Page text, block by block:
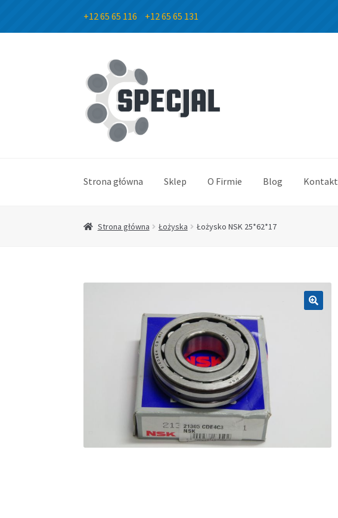
+12 65 65 116 +12 65 65 131
Przejdź
do
nawigacji
Przejdź
do
treści
Strona główna Sklep O Firmie Blog Kontakt
Strona główna Łożyska Łożysko NSK 25*62*17